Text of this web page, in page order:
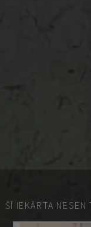
ŠĪ IEKĀRTA NESEN